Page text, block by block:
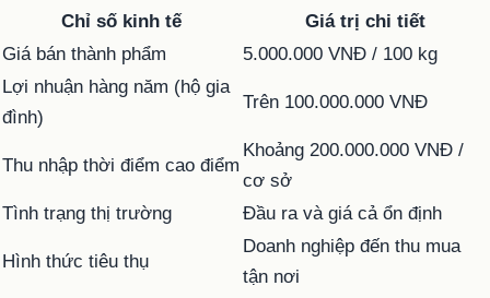
Chỉ số kinh tế
Giá trị chi tiết
Giá bán thành phẩm
5.000.000 VNĐ / 100 kg
Lợi nhuận hàng năm (hộ gia
đình)
Trên 100.000.000 VNĐ
Thu nhập thời điểm cao điểm
Khoảng 200.000.000 VNĐ /
cơ sở
Tình trạng thị trường
Đầu ra và giá cả ổn định
Hình thức tiêu thụ
Doanh nghiệp đến thu mua
tận nơi